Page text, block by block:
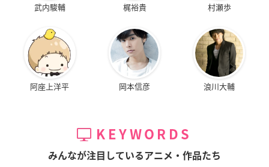
武内駿輔 梶裕貴 村瀬歩
阿座上洋平 岡本信彦 浪川大輔
KEYWORDS
みんなが注目しているアニメ・作品たち